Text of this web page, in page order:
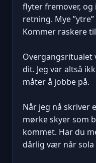
flyter fremover,
retning. Mye
Kommer raskere
Overgangsritualet
dit. Jeg var altså
måter å jobbe på.
Når jeg nå skriver
mørke skyer som
kommet. Har du
dårlig vær når sola